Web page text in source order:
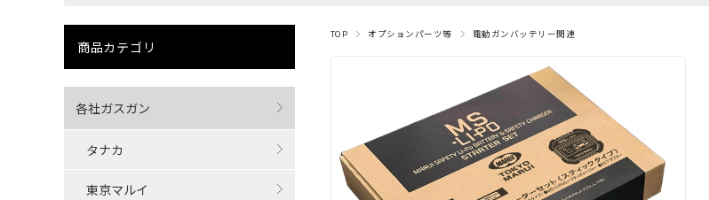
TOP オプションパーツ等 電動ガンバッテリー関連
商品カテゴリ
各社ガスガン
タナカ
東京マルイ